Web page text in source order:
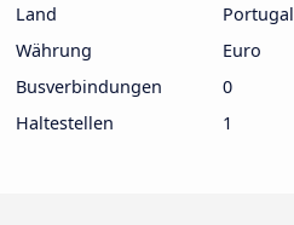
Land
Portugal
Währung
Euro
Busverbindungen
0
Haltestellen
1